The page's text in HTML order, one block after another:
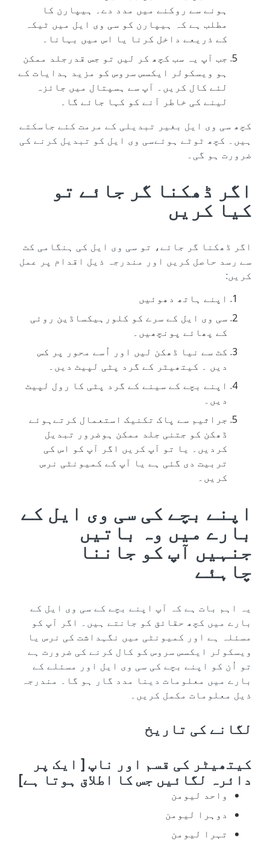
ہونے سے روکنے میں مدد دے۔ ہیپارن کا
مطلب ہے کہ ہیپارن کو سی وی ایل میں ٹیکہ
کے ذریعے داخل کرنا یا اس میں بہانا۔
جب آپ یہ سب کچھ کر لیں تو جس قدرجلد ممکن
ہو ویسکولر ایکسس سروس کو مزید ہدایات کے
لئے کال کریں۔ آپ سے ہسپتال میں جائزہ
لینے کی خاطر آنے کو کہا جائے گا۔
کچھ سی وی ایل بغیر تبدیلی کے مرمت کئے جاسکتے
ہیں۔ کچھ ٹوٹے ہوئےسی وی ایل کو تبدیل کرنے کی
ضرورت ہو گی۔
اگر ڈھکنا گر جائے تو
کیا کریں
اگر ڈھکنا گر جائے، تو سی وی ایل کی ہنگامی کٹ
سے رسد حاصل کریں اور مندرجہ ذیل اقدام پر عمل
کریں:
اپنے ہاتھ دھوئیں
سی وی ایل کے سرے کو کلورہیکساڈین روئی
کے پھائے پونچھیں۔
کٹ سے نیا ڈھکن لیں اور اُسے محور پر کس
دیں ۔ کیتھیٹر کے گرد پٹی لپیٹ دیں۔
اپنے بچے کے سینے کے گرد پٹی کا رول لپیٹ
دیں۔
جراثیم سے پاک تکنیک استعمال کرتےہوئے
ڈھکن کو جتنی جلد ممکن ہوضرور تبدیل
کردیں۔ یا تو آپ کریں اگر آپ کو اس کی
تربیت دی گئی ہے یا آپ کے کمیونٹی نرس
کریں۔
اپنے بچے کی سی وی ایل کے
بارے میں وہ باتیں
جنہیں آپ کو جاننا
چاہئے
یہ اہم بات ہے کہ آپ اپنے بچے کے سی وی ایل کے
بارے میں کچھ حقائق کو جانتے ہیں۔ اگر آپ کو
مسئلہ ہے اور کمیونٹی میں نگہداشت کی نرس یا
ویسکولر ایکسس سروس کو کال کرنے کی ضرورت ہے
تو اُن کو اپنے بچے کی سی وی ایل اور مسئلے کے
بارے میں معلومات دینا مدد گار ہو گا۔ مندرجہ
ذیل معلومات مکمل کریں۔
لگانے کی تاریخ
کیتھیٹر کی قسم اور ناپ [ ایک پر
دائرہ لگائیں جس کا اطلاق ہوتا ہے]
واحد لیومن
دوہرا لیومن
تہرا لیومن